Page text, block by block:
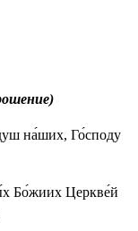
на́ших, Го́споду
Бо́жиих Церкве́й